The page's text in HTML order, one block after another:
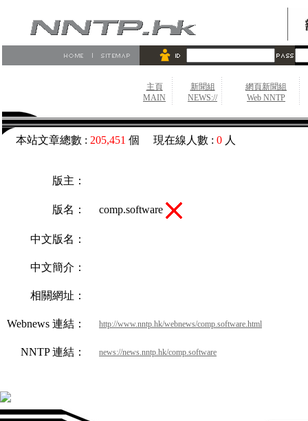
主頁
MAIN
新聞組
NEWS://
網頁新聞組
Web NNTP
本站文章總數 : 205,451 個 現在線人數 : 0 人
版主：
版名： comp.software
中文版名：
中文簡介：
相關網址：
Webnews 連結： http://www.nntp.hk/webnews/comp.software.html
NNTP 連結： news://news.nntp.hk/comp.software